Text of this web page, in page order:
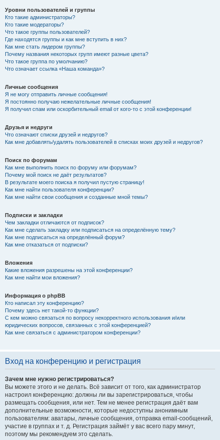
Уровни пользователей и группы
Кто такие администраторы?
Кто такие модераторы?
Что такое группы пользователей?
Где находятся группы и как мне вступить в них?
Как мне стать лидером группы?
Почему названия некоторых групп имеют разные цвета?
Что такое группа по умолчанию?
Что означает ссылка «Наша команда»?
Личные сообщения
Я не могу отправить личные сообщения!
Я постоянно получаю нежелательные личные сообщения!
Я получил спам или оскорбительный email от кого-то с этой конференции!
Друзья и недруги
Что означают списки друзей и недругов?
Как мне добавлять/удалять пользователей в списках моих друзей и недругов?
Поиск по форумам
Как мне выполнить поиск по форуму или форумам?
Почему мой поиск не даёт результатов?
В результате моего поиска я получил пустую страницу!
Как мне найти пользователя конференции?
Как мне найти свои сообщения и созданные мной темы?
Подписки и закладки
Чем закладки отличаются от подписок?
Как мне сделать закладку или подписаться на определённую тему?
Как мне подписаться на определённый форум?
Как мне отказаться от подписки?
Вложения
Какие вложения разрешены на этой конференции?
Как мне найти мои вложения?
Информация о phpBB
Кто написал эту конференцию?
Почему здесь нет такой-то функции?
С кем можно связаться по вопросу некорректного использования и/или
юридических вопросов, связанных с этой конференцией?
Как мне связаться с администратором конференции?
Вход на конференцию и регистрация
Зачем мне нужно регистрироваться?
Вы можете этого и не делать. Всё зависит от того, как администратор
настроил конференцию: должны ли вы зарегистрироваться, чтобы
размещать сообщения, или нет. Тем не менее регистрация даёт вам
дополнительные возможности, которые недоступны анонимным
пользователям: аватары, личные сообщения, отправка email-сообщений,
участие в группах и т. д. Регистрация займёт у вас всего пару минут,
поэтому мы рекомендуем это сделать.